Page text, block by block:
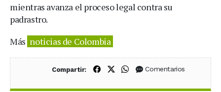
mientras avanza el proceso legal contra su
padrastro.
Más noticias de Colombia
Compartir: Compartir en Facebook
Compartir en X (Twitter)
Compartir en WhatsApp
Comentarios